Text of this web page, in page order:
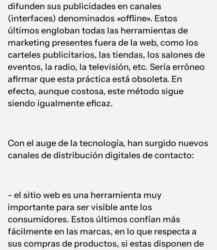
difunden sus publicidades en canales
(interfaces) denominados «offline». Estos
últimos engloban todas las herramientas de
marketing presentes fuera de la web, como los
carteles publicitarios, las tiendas, los salones de
eventos, la radio, la televisión, etc. Sería erróneo
afirmar que esta práctica está obsoleta. En
efecto, aunque costosa, este método sigue
siendo igualmente eficaz.
Con el auge de la tecnología, han surgido nuevos
canales de distribución digitales de contacto:
- el sitio web es una herramienta muy
importante para ser visible ante los
consumidores. Estos últimos confían más
fácilmente en las marcas, en lo que respecta a
sus compras de productos, si estas disponen de